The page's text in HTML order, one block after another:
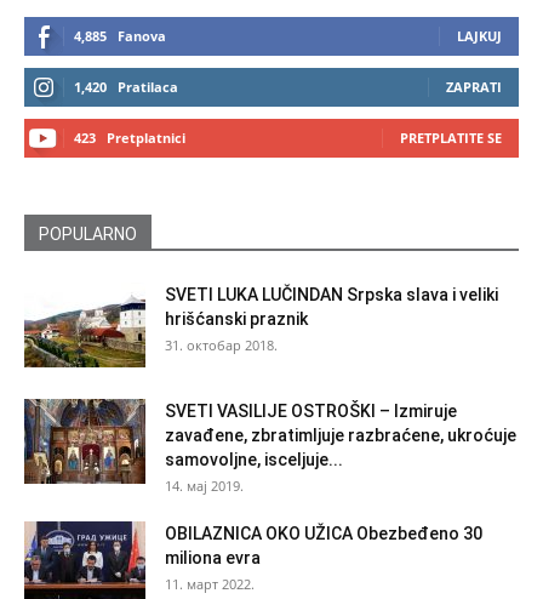
4,885 Fanova LAJKUJ
1,420 Pratilaca ZAPRATI
423 Pretplatnici PRETPLATITE SE
POPULARNO
SVETI LUKA LUČINDAN Srpska slava i veliki
hrišćanski praznik
31. октобар 2018.
SVETI VASILIJE OSTROŠKI – Izmiruje
zavađene, zbratimljuje razbraćene, ukroćuje
samovoljne, isceljuje...
14. мај 2019.
OBILAZNICA OKO UŽICA Obezbeđeno 30
miliona evra
11. март 2022.